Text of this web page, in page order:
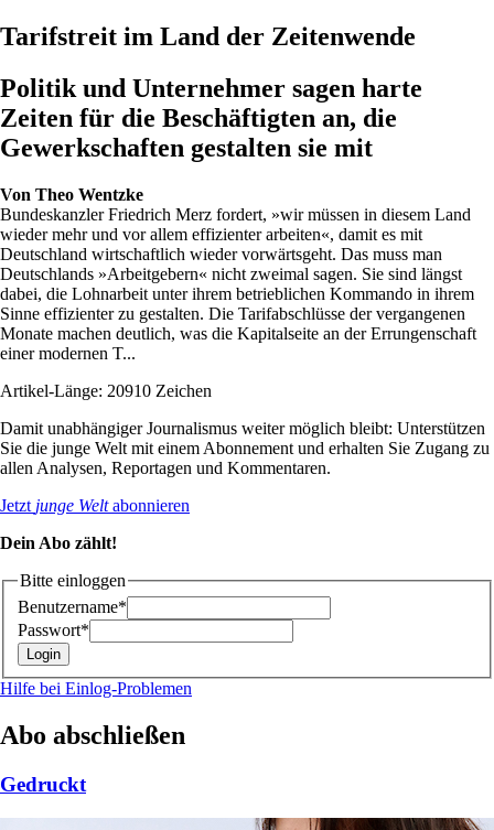
Tarifstreit im Land der Zeitenwende
Politik und Unternehmer sagen harte
Zeiten für die Beschäftigten an, die
Gewerkschaften gestalten sie mit
Von Theo Wentzke
Bundeskanzler Friedrich Merz fordert, »wir müssen in diesem Land
wieder mehr und vor allem effizienter arbeiten«, damit es mit
Deutschland wirtschaftlich wieder vorwärtsgeht. Das muss man
Deutschlands »Arbeitgebern« nicht zweimal sagen. Sie sind längst
dabei, die Lohnarbeit unter ihrem betrieblichen Kommando in ihrem
Sinne effizienter zu gestalten. Die Tarifabschlüsse der vergangenen
Monate machen deutlich, was die Kapitalseite an der Errungenschaft
einer modernen T...
Artikel-Länge: 20910 Zeichen
Damit unabhängiger Journalismus weiter möglich bleibt: Unterstützen
Sie die junge Welt mit einem Abonnement und erhalten Sie Zugang zu
allen Analysen, Reportagen und Kommentaren.
Jetzt junge Weltabonnieren
Dein Abo zählt!
Bitte einloggen
Benutzername*
Passwort*
Hilfe bei Einlog-Problemen
Abo abschließen
Gedruckt